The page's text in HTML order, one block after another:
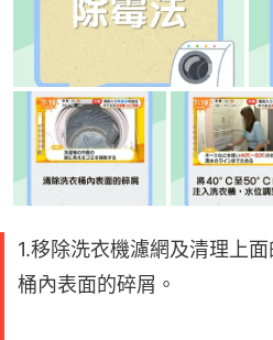
1.移除洗衣機濾網及清理上
桶內表面的碎屑。